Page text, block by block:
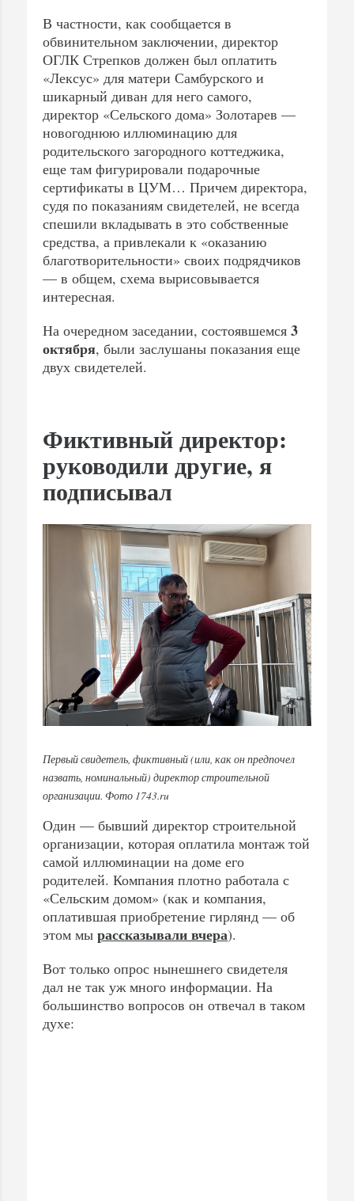
В частности, как сообщается в
обвинительном заключении, директор
ОГЛК Стрепков должен был оплатить
«Лексус» для матери Самбурского и
шикарный диван для него самого,
директор «Сельского дома» Золотарев —
новогоднюю иллюминацию для
родительского загородного коттеджика,
еще там фигурировали подарочные
сертификаты в ЦУМ… Причем директора,
судя по показаниям свидетелей, не всегда
спешили вкладывать в это собственные
средства, а привлекали к «оказанию
благотворительности» своих подрядчиков
— в общем, схема вырисовывается
интересная.
На очередном заседании, состоявшемся 3
октября, были заслушаны показания еще
двух свидетелей.
Фиктивный директор:
руководили другие, я
подписывал
Первый свидетель, фиктивный (или, как он предпочел
назвать, номинальный) директор строительной
организации. Фото 1743.ru
Один — бывший директор строительной
организации, которая оплатила монтаж той
самой иллюминации на доме его
родителей. Компания плотно работала с
«Сельским домом» (как и компания,
оплатившая приобретение гирлянд — об
этом мы рассказывали вчера).
Вот только опрос нынешнего свидетеля
дал не так уж много информации. На
большинство вопросов он отвечал в таком
духе: